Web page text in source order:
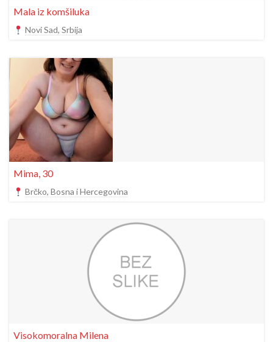
Mala iz komšiluka
Novi Sad, Srbija
Mima, 30
Brčko, Bosna i Hercegovina
Visokomoralna Milena